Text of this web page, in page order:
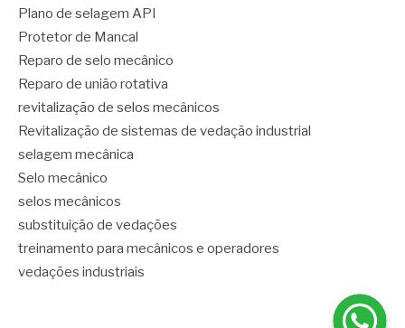
Plano de selagem API
Protetor de Mancal
Reparo de selo mecânico
Reparo de união rotativa
revitalização de selos mecânicos
Revitalização de sistemas de vedação industrial
selagem mecânica
Selo mecânico
selos mecânicos
substituição de vedações
treinamento para mecânicos e operadores
vedações industriais